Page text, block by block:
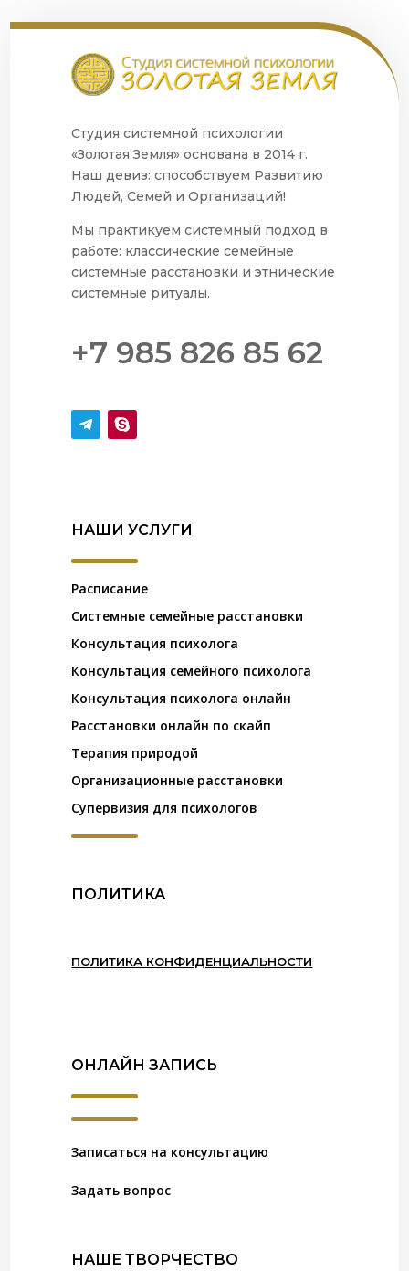
Студия системной психологии
«Золотая Земля» основана в 2014 г.
Наш девиз: способствуем Развитию
Людей, Семей и Организаций!
Мы практикуем системный подход в
работе: классические семейные
системные расстановки и этнические
системные ритуалы.
+7 985 826 85 62
НАШИ УСЛУГИ
Расписание
Системные семейные расстановки
Консультация психолога
Консультация семейного психолога
Консультация психолога онлайн
Расстановки онлайн по скайп
Терапия природой
Организационные расстановки
Супервизия для психологов
ПОЛИТИКА
ПОЛИТИКА КОНФИДЕНЦИАЛЬНОСТИ
ОНЛАЙН ЗАПИСЬ
Записаться на консультацию
Задать вопрос
НАШЕ ТВОРЧЕСТВО